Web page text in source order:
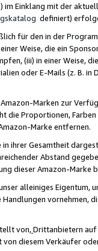
im Einklang mit der
definiert)
für den in der
Weise, die ein
(iii) in einer Weise,
oder E-Mails (z. B. in
Marken zur
die Proportionen,
Marke entfernen.
ihrer Gesamtheit
Abstand
dieser Amazon-Marke
alleiniges
vornehmen,
von,Drittanbietern auf
diesem Verkäufer